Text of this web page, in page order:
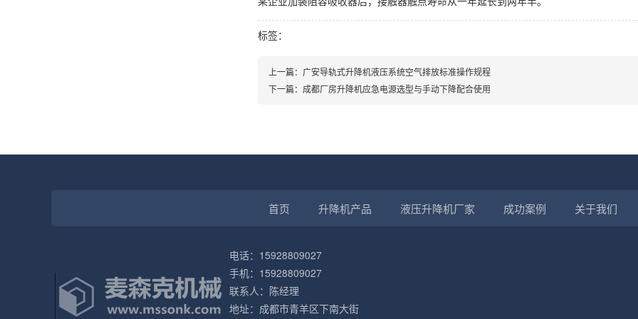
标签：
上一篇： 广安导轨式升降机液压系统空气排放标准操作规程
下一篇： 成都厂房升降机应急电源选型与手动下降配合使用
首页 升降机产品 液压升降机厂家 成功案例 关于我们
电话：15928809027
手机：15928809027
联系人：陈经理
地址：成都市青羊区下南大街